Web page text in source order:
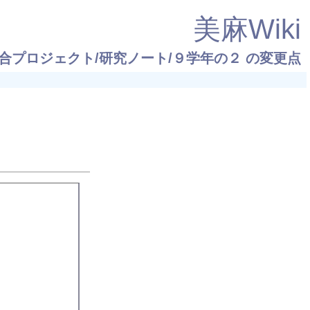
美麻Wiki
プロジェクト/研究ノート/９学年の２ の変更点